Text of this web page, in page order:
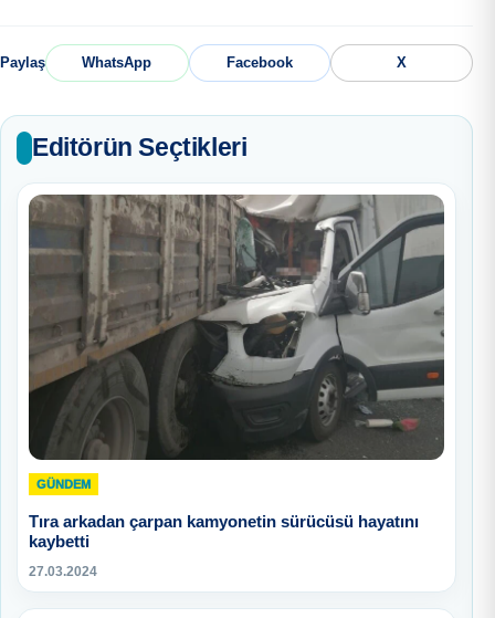
Paylaş WhatsApp Facebook X
Editörün Seçtikleri
GÜNDEM
Tıra arkadan çarpan kamyonetin sürücüsü hayatını
kaybetti
27.03.2024